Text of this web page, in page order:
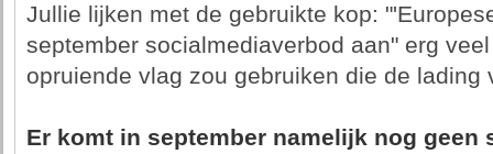
Jullie lijken met de gebruikte kop:
september socialmediaverbod aan" erg
opruiende vlag zou gebruiken die de lading
Er komt in september namelijk nog geen